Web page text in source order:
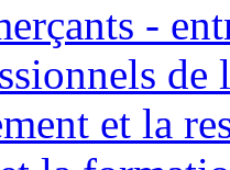
-
de
et la